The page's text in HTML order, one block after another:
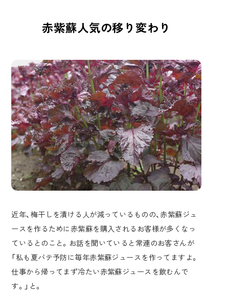
赤紫蘇人気の移り変わり
近年、梅干しを漬ける人が減っているものの、赤紫蘇ジュ
ースを作るために赤紫蘇を購入されるお客様が多くなっ
ているとのこと。お話を聞いていると常連のお客さんが
「私も夏バテ予防に毎年赤紫蘇ジュースを作ってますよ。
仕事から帰ってまず冷たい赤紫蘇ジュースを飲むんで
す。」と。